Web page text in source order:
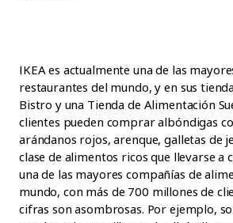
IKEA es actualmente una de las
restaurantes del mundo, y en sus
Bistro y una Tienda de Alimentación
clientes pueden comprar albóndigas
arándanos rojos, arenque, galletas de
clase de alimentos ricos que llevarse a
una de las mayores compañías de
mundo, con más de 700 millones de
cifras son asombrosas. Por ejemplo,